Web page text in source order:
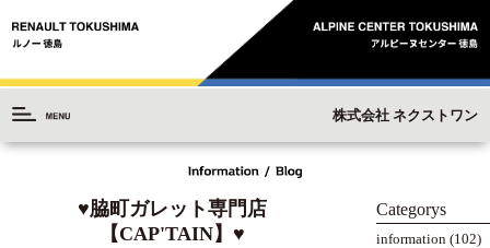
株式会社 ネクストワン
♥脇町ガレット専門店
【CAP'TAIN】♥
Categorys
information (102)